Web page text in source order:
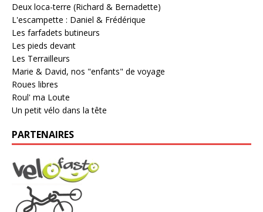
Deux loca-terre (Richard & Bernadette)
L'escampette : Daniel & Frédérique
Les farfadets butineurs
Les pieds devant
Les Terrailleurs
Marie & David, nos "enfants" de voyage
Roues libres
Roul' ma Loute
Un petit vélo dans la tête
PARTENAIRES